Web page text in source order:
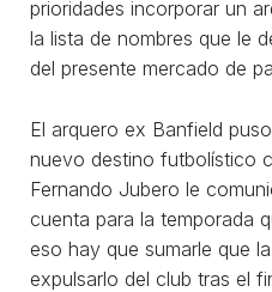
prioridades incorporar un
la lista de nombres que le
del presente mercado de
El arquero ex Banfield
nuevo destino futbolístico
Fernando Jubero le
cuenta para la temporada
eso hay que sumarle que
expulsarlo del club tras el